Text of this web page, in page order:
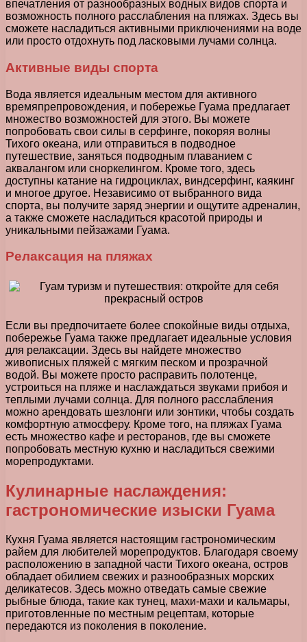
впечатления от разнообразных водных видов спорта и
возможность полного расслабления на пляжах. Здесь вы
сможете насладиться активными приключениями на воде
или просто отдохнуть под ласковыми лучами солнца.
Активные виды спорта
Вода является идеальным местом для активного
времяпрепровождения, и побережье Гуама предлагает
множество возможностей для этого. Вы можете
попробовать свои силы в серфинге, покоряя волны
Тихого океана, или отправиться в подводное
путешествие, заняться подводным плаванием с
аквалангом или сноркелингом. Кроме того, здесь
доступны катание на гидроциклах, виндсерфинг, каякинг
и многое другое. Независимо от выбранного вида
спорта, вы получите заряд энергии и ощутите адреналин,
а также сможете насладиться красотой природы и
уникальными пейзажами Гуама.
Релаксация на пляжах
Если вы предпочитаете более спокойные виды отдыха,
побережье Гуама также предлагает идеальные условия
для релаксации. Здесь вы найдете множество
живописных пляжей с мягким песком и прозрачной
водой. Вы можете просто расправить полотенце,
устроиться на пляже и наслаждаться звуками прибоя и
теплыми лучами солнца. Для полного расслабления
можно арендовать шезлонги или зонтики, чтобы создать
комфортную атмосферу. Кроме того, на пляжах Гуама
есть множество кафе и ресторанов, где вы сможете
попробовать местную кухню и насладиться свежими
морепродуктами.
Кулинарные наслаждения:
гастрономические изыски Гуама
Кухня Гуама является настоящим гастрономическим
райем для любителей морепродуктов. Благодаря своему
расположению в западной части Тихого океана, остров
обладает обилием свежих и разнообразных морских
деликатесов. Здесь можно отведать самые свежие
рыбные блюда, такие как тунец, махи-махи и кальмары,
приготовленные по местным рецептам, которые
передаются из поколения в поколение.